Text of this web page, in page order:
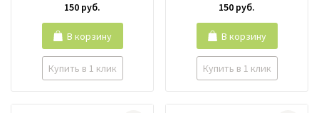
150 руб.
Купить в 1 клик
В корзину
150 руб.
Купить в 1 клик
В корзину